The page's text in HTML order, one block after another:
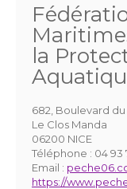
la
682, Boulevard
Le Clos Manda
06200 NICE
Téléphone : 04 93
Email :
https://